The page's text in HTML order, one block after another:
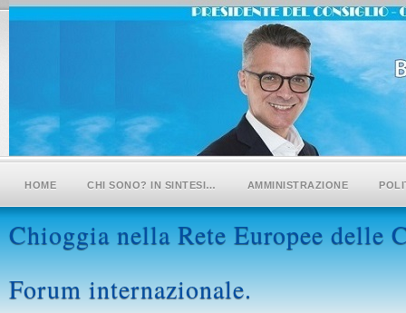
HOME CHI SONO? IN SINTESI… AMMINISTRAZIONE
Chioggia nella Rete Europee
Forum internazionale.